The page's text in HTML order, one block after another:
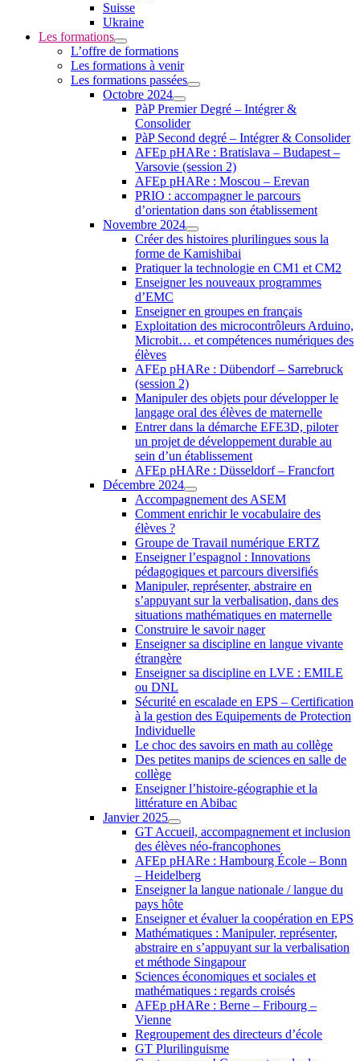
Suisse
Ukraine
Les formations
L’offre de formations
Les formations à venir
Les formations passées
Octobre 2024
PàP Premier Degré – Intégrer &
Consolider
PàP Second degré – Intégrer & Consolider
AFEp pHARe : Bratislava – Budapest –
Varsovie (session 2)
AFEp pHARe : Moscou – Erevan
PRIO : accompagner le parcours
d’orientation dans son établissement
Novembre 2024
Créer des histoires plurilingues sous la
forme de Kamishibai
Pratiquer la technologie en CM1 et CM2
Enseigner les nouveaux programmes
d’EMC
Enseigner en groupes en français
Exploitation des microcontrôleurs Arduino,
Microbit… et compétences numériques des
élèves
AFEp pHARe : Dübendorf – Sarrebruck
(session 2)
Manipuler des objets pour développer le
langage oral des élèves de maternelle
Entrer dans la démarche EFE3D, piloter
un projet de développement durable au
sein d’un établissement
AFEp pHARe : Düsseldorf – Francfort
Décembre 2024
Accompagnement des ASEM
Comment enrichir le vocabulaire des
élèves ?
Groupe de Travail numérique ERTZ
Enseigner l’espagnol : Innovations
pédagogiques et parcours diversifiés
Manipuler, représenter, abstraire en
s’appuyant sur la verbalisation, dans des
situations mathématiques en maternelle
Construire le savoir nager
Enseigner sa discipline en langue vivante
étrangère
Enseigner sa discipline en LVE : EMILE
ou DNL
Sécurité en escalade en EPS – Certification
à la gestion des Equipements de Protection
Individuelle
Le choc des savoirs en math au collège
Des petites manips de sciences en salle de
collège
Enseigner l’histoire-géographie et la
littérature en Abibac
Janvier 2025
GT Accueil, accompagnement et inclusion
des élèves néo-francophones
AFEp pHARe : Hambourg École – Bonn
– Heidelberg
Enseigner la langue nationale / langue du
pays hôte
Enseigner et évaluer la coopération en EPS
Mathématiques : Manipuler, représenter,
abstraire en s’appuyant sur la verbalisation
et méthode Singapour
Sciences économiques et sociales et
mathématiques : regards croisés
AFEp pHARe : Berne – Fribourg –
Vienne
Regroupement des directeurs d’école
GT Plurilinguisme